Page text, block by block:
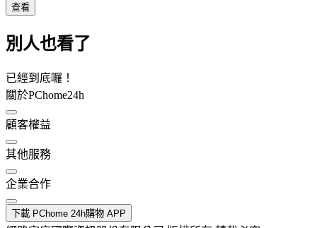
查看
別人也看了
已經到底囉！
關於PChome24h
顧客權益
其他服務
企業合作
下載 PChome 24h購物 APP